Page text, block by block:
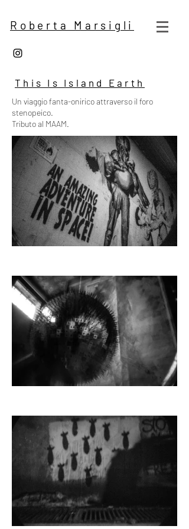
Roberta Marsigli
This Is Island Earth
Un viaggio fanta-onirico attraverso il foro
stenopeico.
Tributo al MAAM.